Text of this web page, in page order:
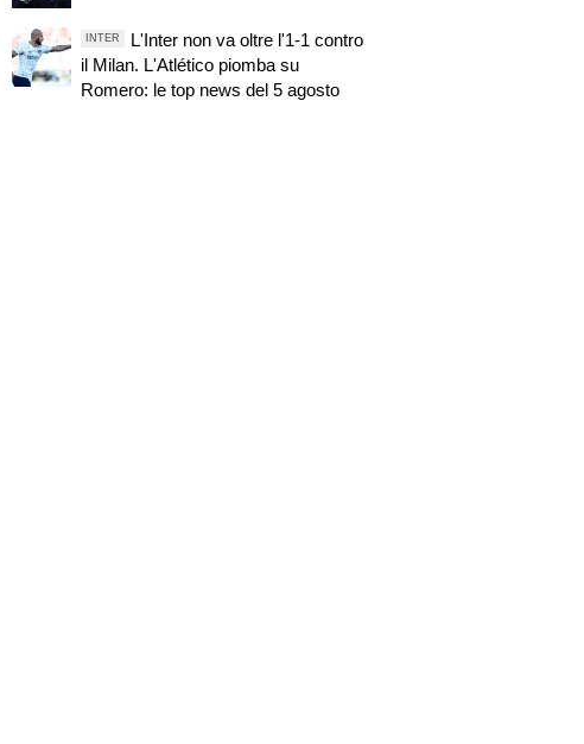
INTER
L'Inter non va oltre l'1-1 contro
il Milan. L'Atlético piomba su
Romero: le top news del 5 agosto